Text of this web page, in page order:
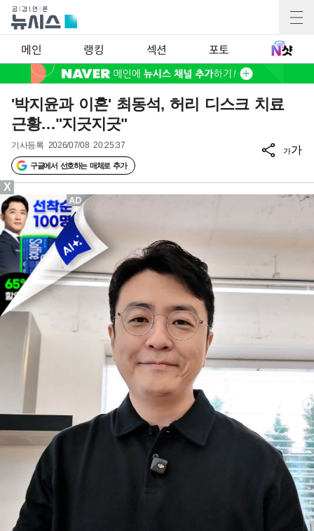
메인 랭킹 섹션 포토
'박지윤과 이혼' 최동석, 허리 디스크 치료
근황…"지긋지긋"
기사등록 2026/07/08 20:25:37
구글에서 선호하는 매체로 추가
가가
X